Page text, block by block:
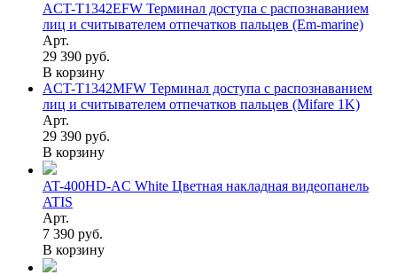
ACT-T1342EFW Терминал доступа с распознаванием
лиц и считывателем отпечатков пальцев (Em-marine)
Арт.
29 390 руб.
В корзину
ACT-T1342MFW Терминал доступа с распознаванием
лиц и считывателем отпечатков пальцев (Mifare 1K)
Арт.
29 390 руб.
В корзину
AT-400HD-AC White Цветная накладная видеопанель
ATIS
Арт.
7 390 руб.
В корзину